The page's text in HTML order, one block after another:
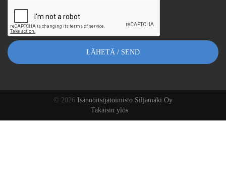
© 2026 Isännöitsijätoimisto Siljamäki Oy
Takaisin ylös